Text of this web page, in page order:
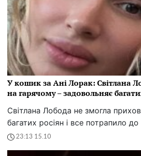
У кошик за Ані Лорак: Світлана
на гарячому – задовольняє
Світлана Лобода не змогла
багатих росіян і все потрапило
23:13 15.10